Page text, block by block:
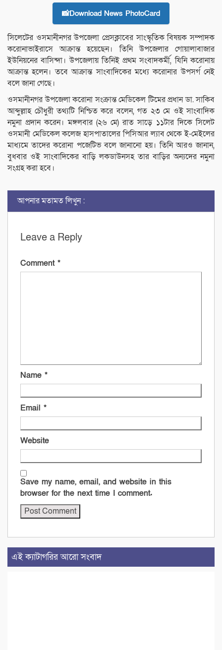
📸Download News PhotoCard
সিলেটের ওসমানীনগর উপজেলা প্রেসক্লাবের সাংস্কৃতিক বিষয়ক সম্পাদক
করোনাভাইরাসে আক্রান্ত হয়েছেন। তিনি উপজেলার গোয়ালাবাজার
ইউনিয়নের বাসিন্দা। উপজেলায় তিনিই প্রথম সংবাদকর্মী, যিনি করোনায়
আক্রান্ত হলেন। তবে আক্রান্ত সাংবাদিকের মধ্যে করোনার উপসর্গ নেই
বলে জানা গেছে।
ওসমানীনগর উপজেলা করোনা সংক্রান্ত মেডিকেল টিমের প্রধান ডা. সাকিব
আব্দুল্লাহ চৌধুরী তথ্যটি নিশ্চিত করে বলেন, গত ২৩ মে ওই সাংবাদিক
নমুনা প্রদান করেন। মঙ্গলবার (২৬ মে) রাত সাড়ে ১১টার দিকে সিলেট
ওসমানী মেডিকেল কলেজ হাসপাতালের পিসিআর ল্যাব থেকে ই-মেইলের
মাধ্যমে তাদের করোনা পজেটিভ বলে জানানো হয়। তিনি আরও জানান,
বুধবার ওই সাংবাদিকের বাড়ি লকডাউনসহ তার বাড়ির অন্যদের নমুনা
সংগ্রহ করা হবে।
আপনার মতামত লিখুন :
Leave a Reply
Comment *
Name *
Email *
Website
Save my name, email, and website in this
browser for the next time I comment.
এই ক্যাটাগরির আরো সংবাদ